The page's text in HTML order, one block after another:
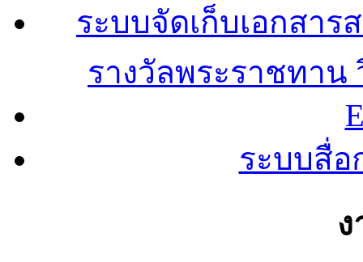
ระบบจัดเก็บเอกสา
รางวัลพระราชทา
ระบบสื่อ